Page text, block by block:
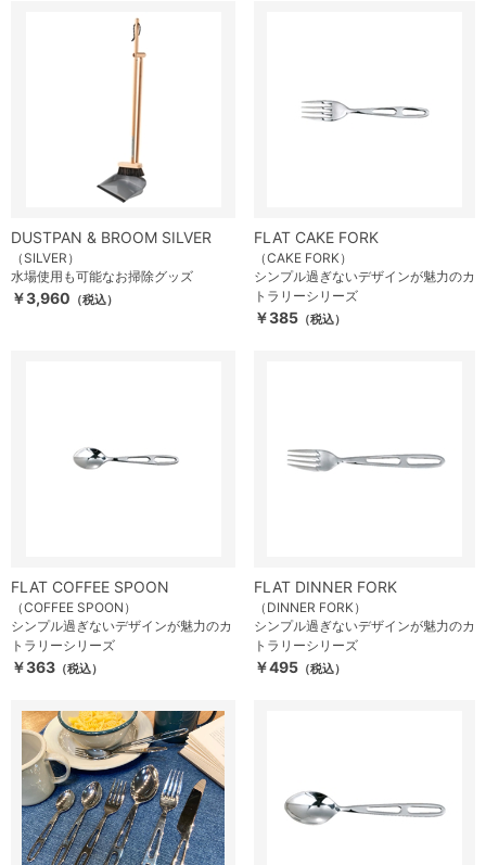
DUSTPAN & BROOM SILVER
（SILVER）
水場使用も可能なお掃除グッズ
￥3,960 （税込）
FLAT CAKE FORK
（CAKE FORK）
シンプル過ぎないデザインが魅力のカ
トラリーシリーズ
￥385 （税込）
FLAT COFFEE SPOON
（COFFEE SPOON）
シンプル過ぎないデザインが魅力のカ
トラリーシリーズ
￥363 （税込）
FLAT DINNER FORK
（DINNER FORK）
シンプル過ぎないデザインが魅力のカ
トラリーシリーズ
￥495 （税込）